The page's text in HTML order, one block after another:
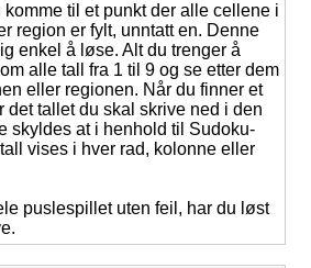
til et punkt der alle cellene i
region er fylt, unntatt en. Denne
enkel å løse. Alt du trenger å
alle tall fra 1 til 9 og se etter dem
eller regionen. Når du finner et
det tallet du skal skrive ned i den
skyldes at i henhold til Sudoku-
vises i hver rad, kolonne eller
puslespillet uten feil, har du løst